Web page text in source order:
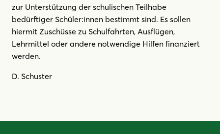
zur Unterstützung der schulischen Teilhabe
bedürftiger Schüler:innen bestimmt sind. Es sollen
hiermit Zuschüsse zu Schulfahrten, Ausflügen,
Lehrmittel oder andere notwendige Hilfen finanziert
werden.
D. Schuster